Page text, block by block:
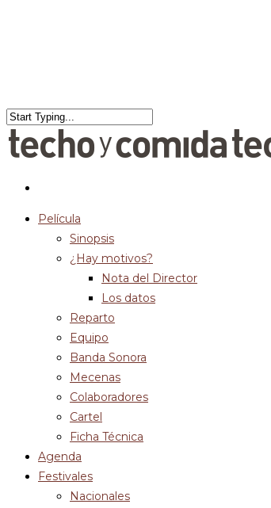
Película
Sinopsis
¿Hay motivos?
Nota del Director
Los datos
Reparto
Equipo
Banda Sonora
Mecenas
Colaboradores
Cartel
Ficha Técnica
Agenda
Festivales
Nacionales